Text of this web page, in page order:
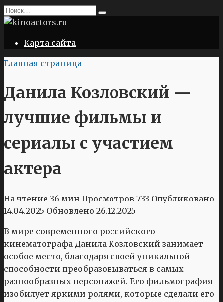
Перейти
к
Search
for:
Карта сайта
Главная страница
Данила Козловский —
лучшие фильмы и
сериалы с участием
актера
На чтение 36 мин Просмотров 733 Опубликовано
14.04.2025 Обновлено 26.12.2025
В мире современного российского
кинематографа Данила Козловский занимает
особое место, благодаря своей уникальной
способности преобразовываться в самых
разнообразных персонажей. Его фильмография
изобилует яркими ролями, которые сделали его